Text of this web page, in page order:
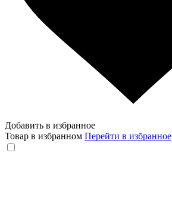
Добавить в избранное
Товар в избранном Перейти в избранное